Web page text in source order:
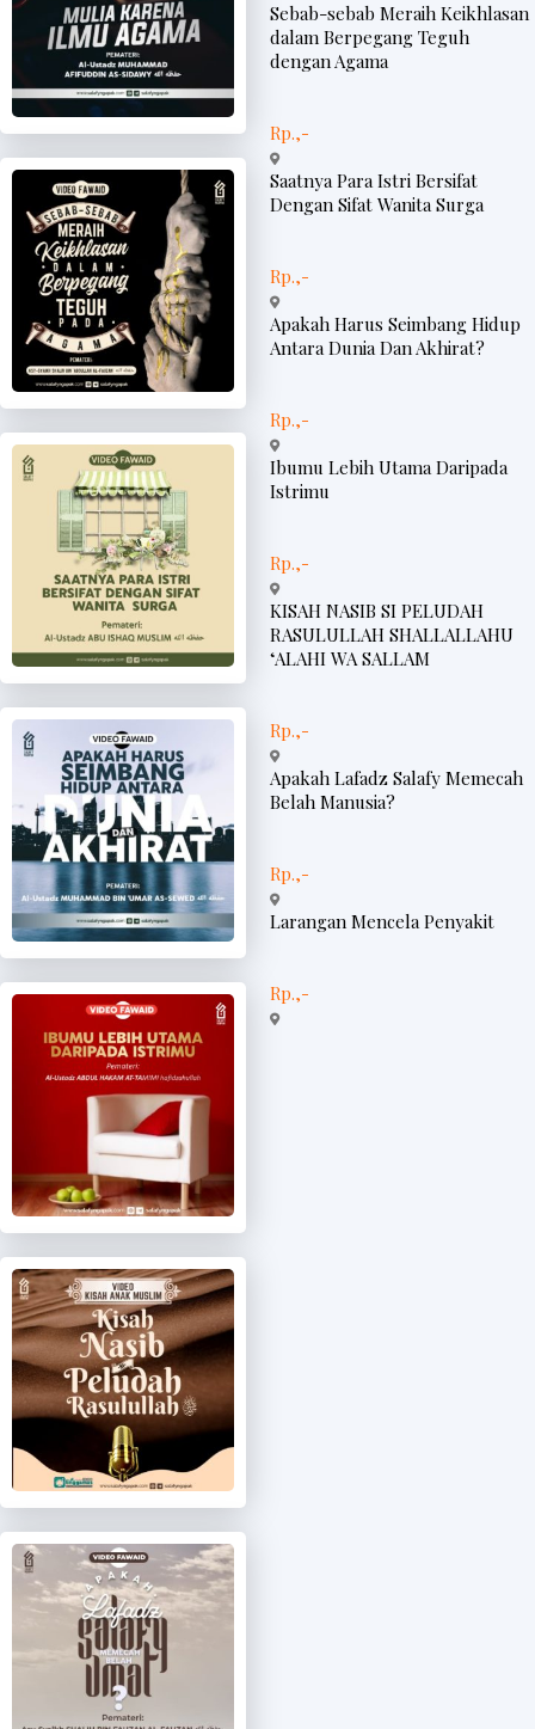
Sebab-sebab Meraih Keikhlasan
dalam Berpegang Teguh
dengan Agama
Rp.,-
Saatnya Para Istri Bersifat
Dengan Sifat Wanita Surga
Rp.,-
Apakah Harus Seimbang Hidup
Antara Dunia Dan Akhirat?
Rp.,-
Ibumu Lebih Utama Daripada
Istrimu
Rp.,-
KISAH NASIB SI PELUDAH
RASULULLAH SHALLALLAHU
‘ALAHI WA SALLAM
Rp.,-
Apakah Lafadz Salafy Memecah
Belah Manusia?
Rp.,-
Larangan Mencela Penyakit
Rp.,-